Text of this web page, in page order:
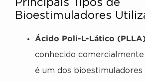
Principais Tipos de
Bioestimuladores
Ácido Poli-L-Lático
conhecido
é um dos bioestimuladores